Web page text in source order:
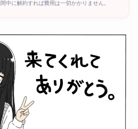
中に解約すれば費用は一切かかりません。